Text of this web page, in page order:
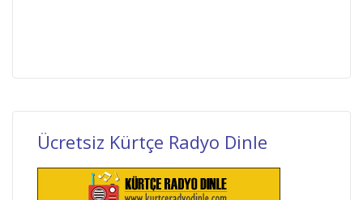
Ücretsiz Kürtçe Radyo Dinle